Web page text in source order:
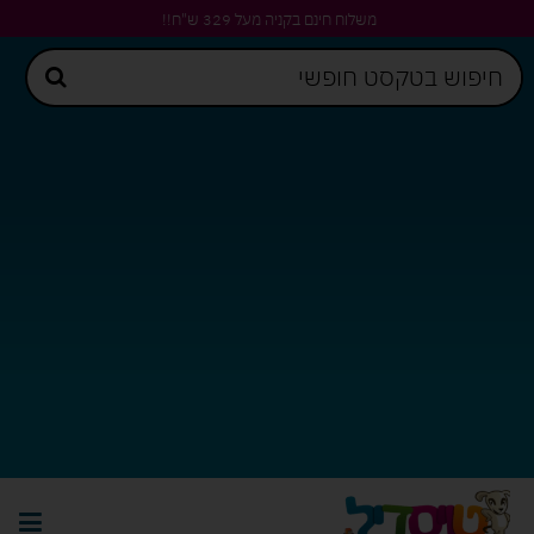
משלוח חינם בקניה מעל 329 ש"ח!!